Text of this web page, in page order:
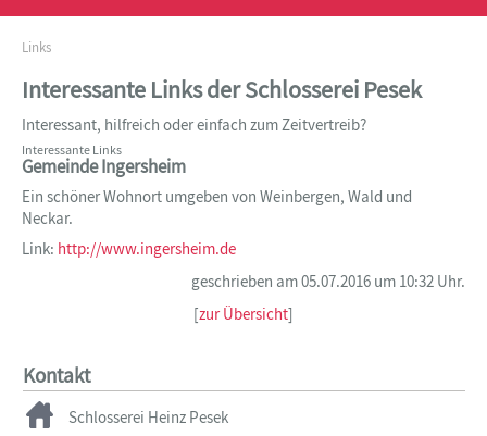
Links
Interessante Links der Schlosserei Pesek
Interessant, hilfreich oder einfach zum Zeitvertreib?
Interessante Links
Gemeinde Ingersheim
Ein schöner Wohnort umgeben von Weinbergen, Wald und
Neckar.
Link: http://www.ingersheim.de
geschrieben am 05.07.2016 um 10:32 Uhr.
[zur Übersicht]
Kontakt
Schlosserei Heinz Pesek